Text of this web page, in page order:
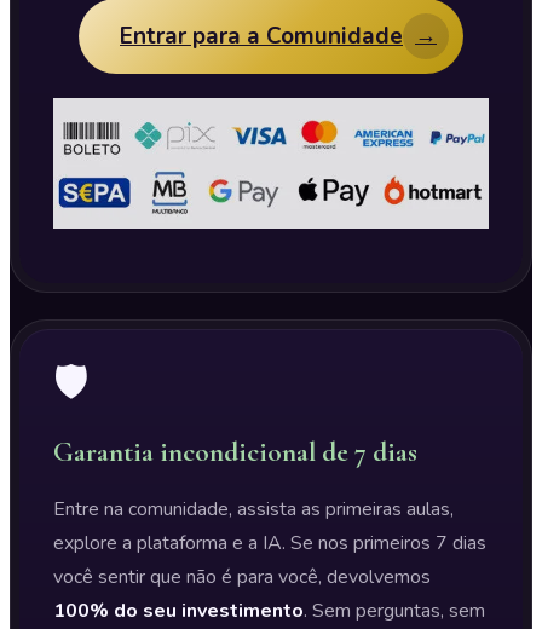
Entrar para a Comunidade →
🛡️
Garantia incondicional de 7 dias
Entre na comunidade, assista as primeiras aulas,
explore a plataforma e a IA. Se nos primeiros 7 dias
você sentir que não é para você, devolvemos
100% do seu investimento. Sem perguntas, sem